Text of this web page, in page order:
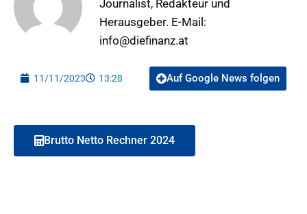
Journalist, Redakteur und
Herausgeber. E-Mail:
info@diefinanz.at
11/11/2023 13:28 Auf Google News folgen
Brutto Netto Rechner 2024